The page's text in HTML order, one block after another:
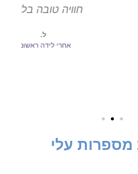
טובה בלידה.
מספרות עלי